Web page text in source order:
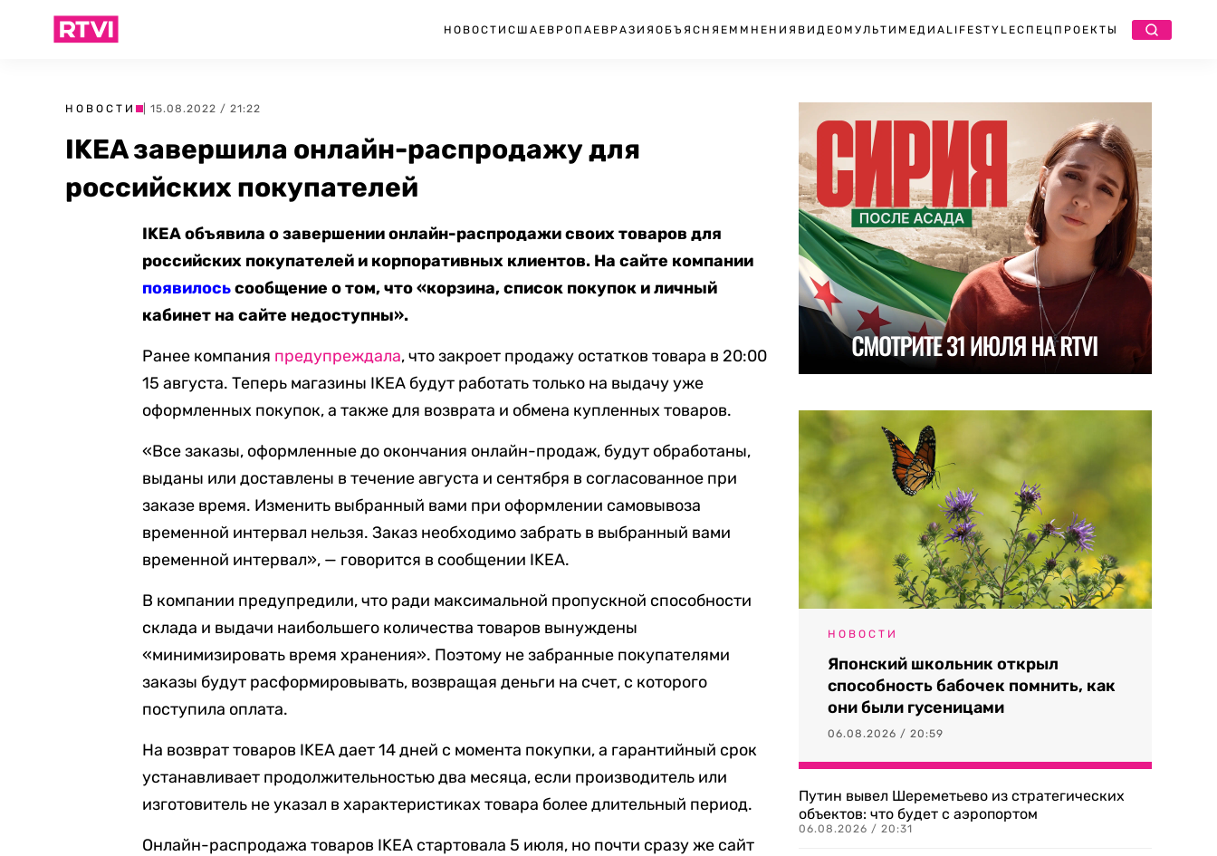
НОВОСТИ США ЕВРОПА ЕВРАЗИЯ ОБЪЯСНЯЕМ МНЕНИЯ ВИДЕО МУЛЬТИМЕДИА LIFESTYLEСПЕЦПРОЕКТЫ
НОВОСТИ | 15.08.2022 / 21:22
IKEA завершила онлайн-распродажу для
российских покупателей
IKEA объявила о завершении онлайн-распродажи своих товаров для
российских покупателей и корпоративных клиентов. На сайте компании
появилосьсообщение о том, что «корзина, список покупок и личный
кабинет на сайте недоступны».
Ранее компания предупреждала, что закроет продажу остатков товара в 20:00
15 августа. Теперь магазины IKEA будут работать только на выдачу уже
оформленных покупок, а также для возврата и обмена купленных товаров.
«Все заказы, оформленные до окончания онлайн-продаж, будут обработаны,
выданы или доставлены в течение августа и сентября в согласованное при
заказе время. Изменить выбранный вами при оформлении самовывоза
временной интервал нельзя. Заказ необходимо забрать в выбранный вами
временной интервал», — говорится в сообщении IKEA.
В компании предупредили, что ради максимальной пропускной способности
склада и выдачи наибольшего количества товаров вынуждены
«минимизировать время хранения». Поэтому не забранные покупателями
заказы будут расформировывать, возвращая деньги на счет, с которого
поступила оплата.
На возврат товаров IKEA дает 14 дней с момента покупки, а гарантийный срок
устанавливает продолжительностью два месяца, если производитель или
изготовитель не указал в характеристиках товара более длительный период.
Онлайн-распродажа товаров IKEA стартовала 5 июля, но почти сразу же сайт
НОВОСТИ
Японский школьник открыл
способность бабочек помнить, как
они были гусеницами
06.08.2026 / 20:59
Путин вывел Шереметьево из стратегических
объектов: что будет с аэропортом
06.08.2026 / 20:31